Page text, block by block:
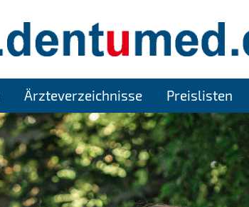
Ärzteverzeichnisse Preislisten